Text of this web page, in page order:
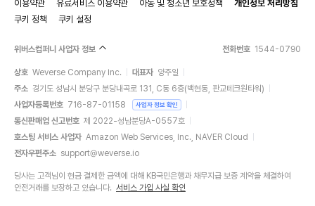
이용약관 유료서비스 이용약관 아동 및 청소년 보호정책
개인정보 처리방침
쿠키 정책
쿠키 설정
위버스컴퍼니 사업자 정보 전화번호 1544-0790
상호 Weverse Company Inc. 대표자 양주일
주소 경기도 성남시 분당구 분당내곡로 131, C동 6층(백현동, 판교테크원타워)
사업자등록번호 716-87-01158 사업자 정보 확인
통신판매업 신고번호 제 2022-성남분당A-0557호
호스팅 서비스 사업자 Amazon Web Services, Inc., NAVER Cloud
전자우편주소 support@weverse.io
당사는 고객님이 현금 결제한 금액에 대해 KB국민은행과 채무지급 보증 계약을 체결하여
안전거래를 보장하고 있습니다. 서비스 가입 사실 확인